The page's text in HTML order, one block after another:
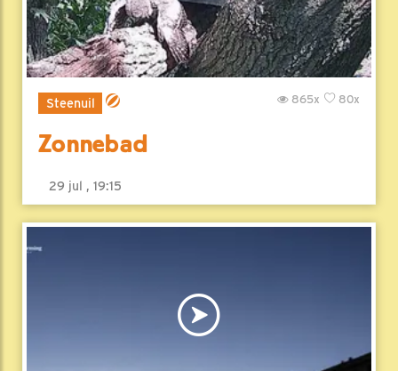
Steenuil 80x
865x
Zonnebad
29 jul , 19:15